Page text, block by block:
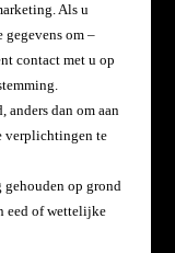
Als u
gegevens om –
contact met u op
anders dan om aan
verplichtingen te
op grond
eed of wettelijke